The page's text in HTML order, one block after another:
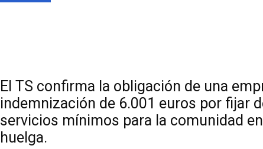
El TS confirma la obligación de una
indemnización de 6.001 euros por fijar
servicios mínimos para la comunidad
huelga.